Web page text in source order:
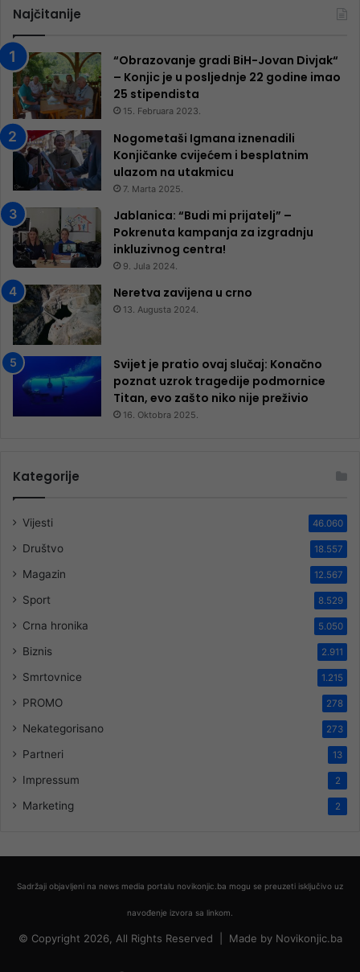
Najčitanije
“Obrazovanje gradi BiH-Jovan Divjak“
– Konjic je u posljednje 22 godine imao
25 ​​stipendista
15. Februara 2023.
Nogometaši Igmana iznenadili
Konjičanke cvijećem i besplatnim
ulazom na utakmicu
7. Marta 2025.
Jablanica: “Budi mi prijatelj” –
Pokrenuta kampanja za izgradnju
inkluzivnog centra!
9. Jula 2024.
Neretva zavijena u crno
13. Augusta 2024.
Svijet je pratio ovaj slučaj: Konačno
poznat uzrok tragedije podmornice
Titan, evo zašto niko nije preživio
16. Oktobra 2025.
Kategorije
Vijesti 46.060
Društvo 18.557
Magazin 12.567
Sport 8.529
Crna hronika 5.050
Biznis 2.911
Smrtovnice 1.215
PROMO 278
Nekategorisano 273
Partneri 13
Impressum 2
Marketing 2
Sadržaji objavljeni na news media portalu novikonjic.ba mogu se preuzeti isključivo uz
navođenje izvora sa linkom.
© Copyright 2026, All Rights Reserved | Made by Novikonjic.ba